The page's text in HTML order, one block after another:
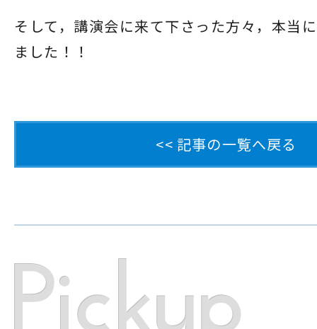
そして，講演会に来て下さった方々，本当
ました！！
<< 記事の一覧へ戻る